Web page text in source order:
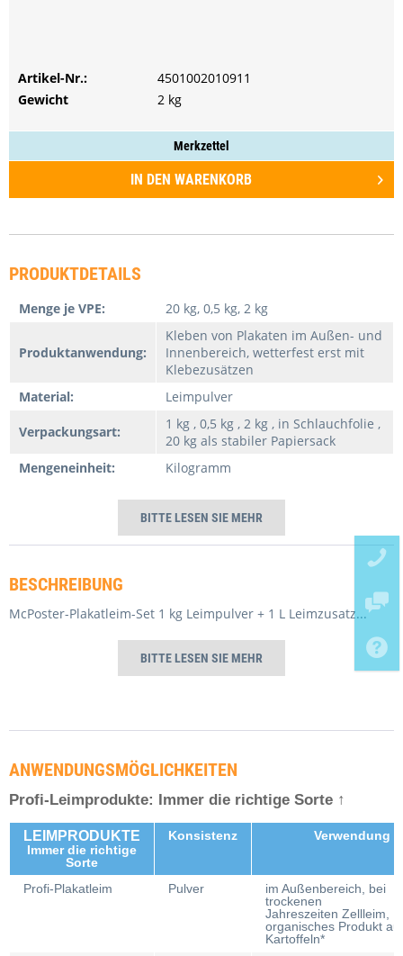
IN DEN WARENKORB
verstanden und stimme zu. *
Mit * gekennzeichnete Felder sind Pflichtfelder.
Datenschutzerklärung
verstanden und stimme zu. *
Senden
PREIS ANFRAGEN
Mit * gekennzeichnete Felder sind Pflichtfelder.
Senden
Merkzettel
Artikel-Nr.:
4501002010911
Gewicht
2 kg
PRODUKTDETAILS
Menge je VPE: 20 kg, 0,5 kg, 2 kg
Produktanwendung:
Kleben von Plakaten im Außen- und
Innenbereich, wetterfest erst mit
Klebezusätzen
Material:
Leimpulver
Verpackungsart:
1 kg , 0,5 kg , 2 kg , in Schlauchfolie ,
20 kg als stabiler Papiersack
Mengeneinheit:
Kilogramm
BITTE LESEN SIE MEHR
BESCHREIBUNG
McPoster-Plakatleim-Set 1 kg Leimpulver + 1 L Leimzusatz...
BITTE LESEN SIE MEHR
ANWENDUNGSMÖGLICHKEITEN
Profi-Leimprodukte: Immer die richtige Sorte ↑
LEIMPRODUKTE
Immer die richtige
Sorte
Konsistenz Verwendung
Profi-Plakatleim Pulver
im Außenbereich, bei
trockenen
Jahreszeiten Zellleim,
organisches Produkt
Kartoffeln*